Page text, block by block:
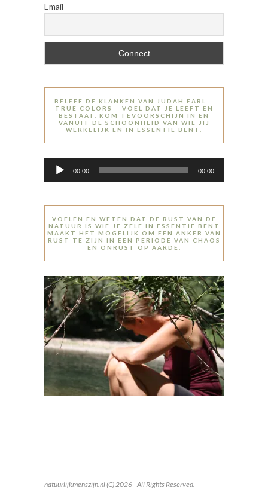
Email
BELEEF DE KLANKEN VAN JUDAH EARL –
TRUE COLORS – VOEL DAT JE LEEFT EN
BESTAAT. KOM TEVOORSCHIJN IN EN
VANUIT DE SCHOONHEID VAN WIE JIJ
WERKELIJK EN IN ESSENTIE BENT.
Audiospeler
00:00 00:00
VOELEN EN WETEN DAT DE RUST VAN DE
NATUUR IS WIE JE ZELF IN ESSENTIE BENT
MAAKT HET MOGELIJK OM EEN ANKER VAN
RUST TE ZIJN IN EEN PERIODE VAN CHAOS
EN ONRUST OP AARDE.
natuurlijkmenszijn.nl (C) 2026 - All Rights Reserved.